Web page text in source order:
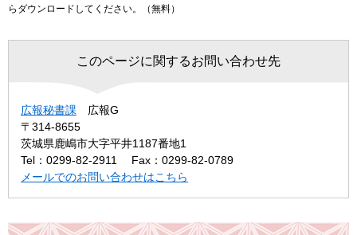
らダウンロードしてください。（無料）
このページに関するお問い合わせ先
広報秘書課
広報G
〒314-8655
茨城県鹿嶋市大字平井1187番地1
Tel：0299-82-2911
Fax：0299-82-0789
メールでのお問い合わせはこちら